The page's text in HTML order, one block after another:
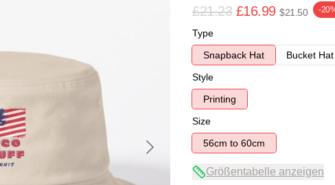
£21.23 £16.99 $21.50 -
Type
Snapback Hat
Bucket Hat
Style
Printing
Size
56cm to 60cm
Größentabelle anzeigen